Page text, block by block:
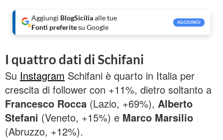
Aggiungi BlogSiciliaalle tue
Fonti preferitesu Google
AGGIUNGI
I quattro dati di Schifani
Su Instagram Schifani è quarto in Italia per
crescita di follower con +11%, dietro soltanto a
Francesco Rocca (Lazio, +69%), Alberto
Stefani (Veneto, +15%) e Marco Marsilio
(Abruzzo, +12%).